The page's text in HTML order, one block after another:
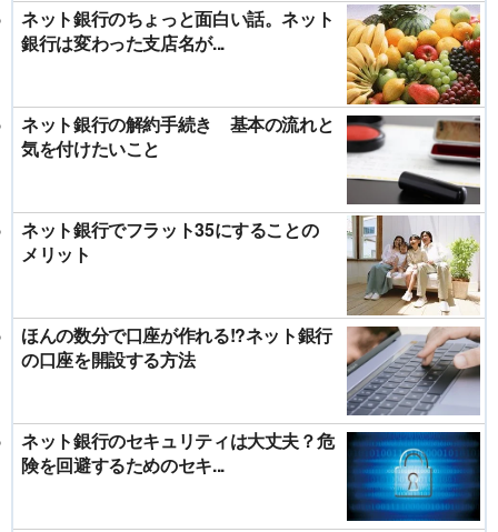
ネット銀行のちょっと面白い話。ネット
銀行は変わった支店名が...
ネット銀行の解約手続き 基本の流れと
気を付けたいこと
ネット銀行でフラット35にすることの
メリット
ほんの数分で口座が作れる!?ネット銀行
の口座を開設する方法
ネット銀行のセキュリティは大丈夫？危
険を回避するためのセキ...